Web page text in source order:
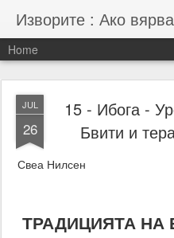
Home
JUL
26
15 - Ибога -
Бвити и
Свеа Нилсен
ТРАДИЦИЯТА НА